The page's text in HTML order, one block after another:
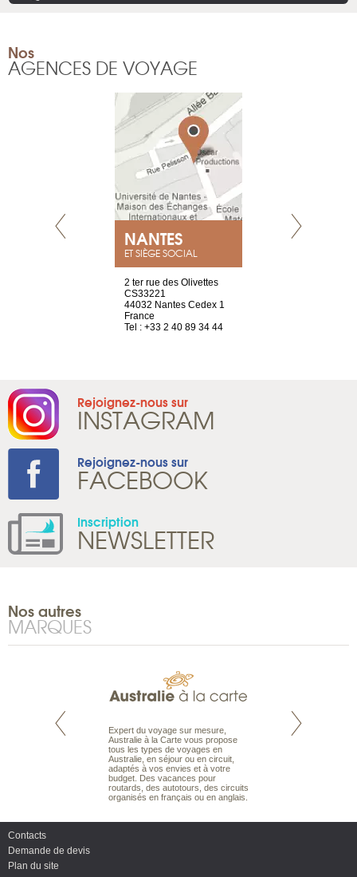
Nos
AGENCES DE VOYAGE
NANTES
ET SIÈGE SOCIAL
2 ter rue des Olivettes
CS33221
44032 Nantes Cedex 1
France
Tel : +33 2 40 89 34 44
Rejoignez-nous sur
INSTAGRAM
Rejoignez-nous sur
FACEBOOK
Inscription
NEWSLETTER
Nos autres
MARQUES
est le spécialiste
Expert du voyage sur mesure,
Australie à la Carte vous propose
tous les types de voyages en
Australie, en séjour ou en circuit,
adaptés à vos envies et à votre
budget. Des vacances pour
routards, des autotours, des circuits
organisés en français ou en anglais.
Parce qu'ils sont
Contacts
Demande de devis
Plan du site